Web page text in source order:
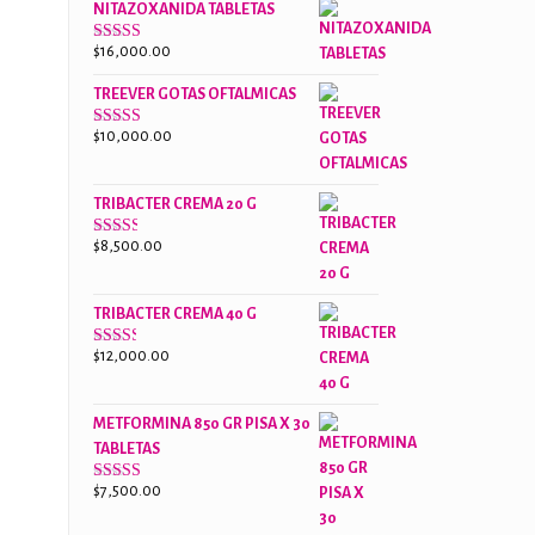
$18,000.00.$13,000.00.
NITAZOXANIDA TABLETAS
Valorado
2.61
de 5
$16,000.00
TREEVER GOTAS OFTALMICAS
Valorado
$10,000.00
TRIBACTER CREMA 20 G
Valorado
$8,500.00
TRIBACTER CREMA 40 G
Valorado
$12,000.00
METFORMINA 850 GR PISA X 30
TABLETAS
Valorado
$7,500.00